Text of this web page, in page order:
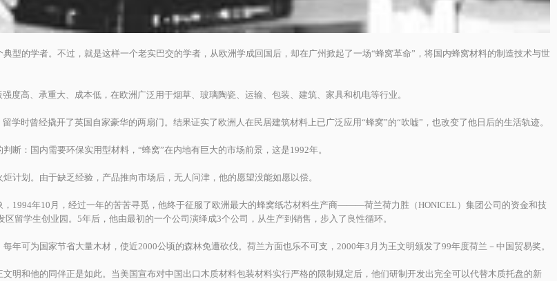
的学者。不过，就是这样一个老实巴交的学者，从欧洲学成回国后，却在广州掀起了一场“蜂窝革命”，将国内蜂窝材料的制造技术与世
高、承重大、成本低，在欧洲广泛用于烟草、玻璃陶瓷、运输、包装、建筑、家具和机电等行业。
时曾经撬开了英国自家豪华的两扇门。结果证实了欧洲人在民居建筑材料上已广泛应用“蜂窝”的“吹嘘”，也改变了他日后的生活轨迹。
：国内需要环保实用型材料，“蜂窝”在内地有巨大的市场前景，这是1992年。
划。由于缺乏经验，产品推向市场后，无人问津，他的愿望没能如愿以偿。
1994年10月，经过一年的苦苦寻觅，他终于征服了欧洲最大的蜂窝纸芯材料生产商———荷兰荷力胜（HONICEL）集团公司的资金和技
留学生创业园。5年后，他由最初的一个公司演绎成3个公司，从生产到销售，步入了良性循环。
可为国家节省大量木材，使近2000公顷的森林免遭砍伐。荷兰方面也乐不可支，2000年3月为王文明颁发了99年度荷兰－中国贸易奖。
和他的同伴正是如此。当美国宣布对中国出口木质材料包装材料实行严格的限制规定后，他们研制开发出完全可以代替木质托盘的新